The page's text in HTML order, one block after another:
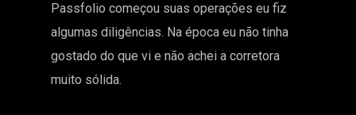
Passfolio começou suas operações eu fiz
algumas diligências. Na época eu não tinha
gostado do que vi e não achei a corretora
muito sólida.